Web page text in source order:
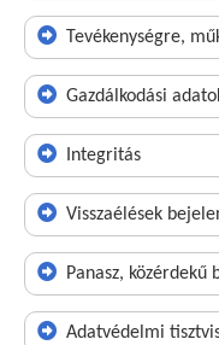
Tevékenységre,
Gazdálkodási
Integritás
Visszaélések
Panasz, közérdekű
Adatvédelmi